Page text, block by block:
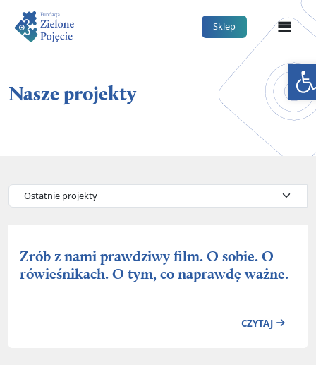
Sklep
Nasze projekty
Zrób z nami prawdziwy film. O sobie. O
rówieśnikach. O tym, co naprawdę ważne.
CZYTAJ